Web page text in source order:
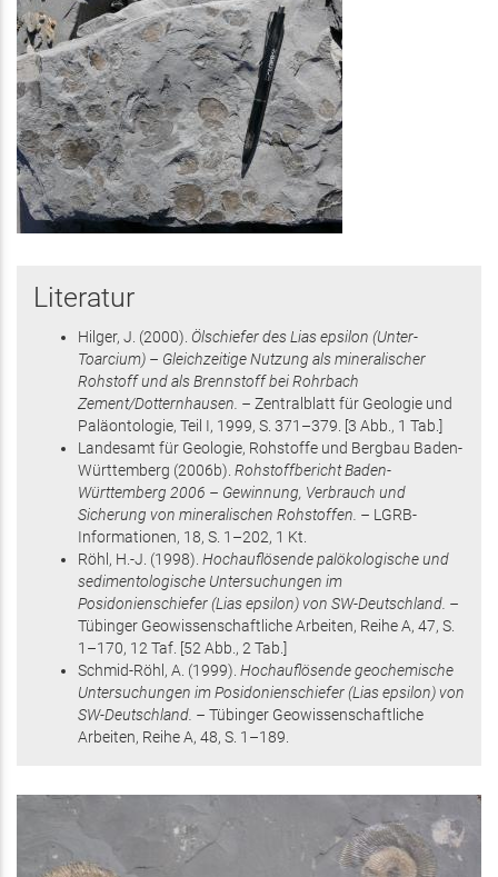
Literatur
Hilger, J. (2000). Ölschiefer des Lias epsilon (Unter-
Toarcium) – Gleichzeitige Nutzung als mineralischer
Rohstoff und als Brennstoff bei Rohrbach
Zement/Dotternhausen. – Zentralblatt für Geologie und
Paläontologie, Teil I, 1999, S. 371–379. [3 Abb., 1 Tab.]
Landesamt für Geologie, Rohstoffe und Bergbau Baden-
Württemberg (2006b). Rohstoffbericht Baden-
Württemberg 2006 – Gewinnung, Verbrauch und
Sicherung von mineralischen Rohstoffen. – LGRB-
Informationen, 18, S. 1–202, 1 Kt.
Röhl, H.-J. (1998). Hochauflösende palökologische und
sedimentologische Untersuchungen im
Posidonienschiefer (Lias epsilon) von SW-Deutschland. –
Tübinger Geowissenschaftliche Arbeiten, Reihe A, 47, S.
1–170, 12 Taf. [52 Abb., 2 Tab.]
Schmid-Röhl, A. (1999). Hochauflösende geochemische
Untersuchungen im Posidonienschiefer (Lias epsilon) von
SW-Deutschland. – Tübinger Geowissenschaftliche
Arbeiten, Reihe A, 48, S. 1–189.